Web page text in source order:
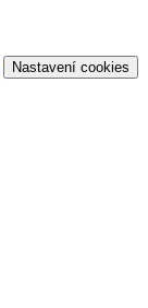
Nastavení cookies